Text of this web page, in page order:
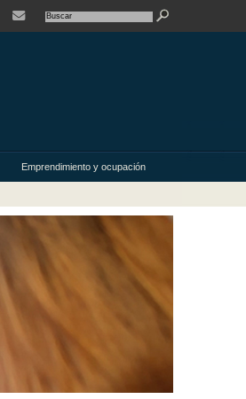
Emprendimiento y ocupación